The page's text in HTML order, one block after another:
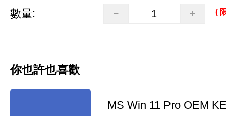
數量: (
你也許也喜歡
MS Win 11 Pro OEM